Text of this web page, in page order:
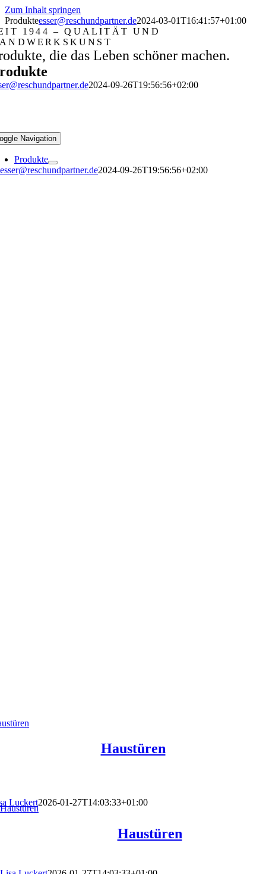
Zum Inhalt springen
Navigation
Produkte
esser@reschundpartner.de2024-09-26T19:56:56+02:00
Haustüren
Haustüren
Produkteesser@reschundpartner.de2024-03-01T16:41:57+01:00
1944 – QUALITÄT UND
die das Leben schöner machen.
2024-09-26T19:56:56+02:00
Haustüren
Luckert2026-01-27T14:03:33+01:00